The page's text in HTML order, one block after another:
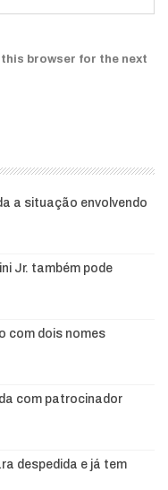
this browser for the next
a situação envolvendo
Jr. também pode
com dois nomes
com patrocinador
despedida e já tem